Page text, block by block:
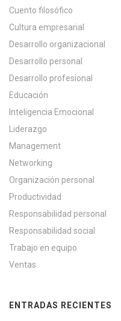
Cuento filosófico
Cultura empresarial
Desarrollo organizacional
Desarrollo personal
Desarrollo profesional
Educación
Inteligencia Emocional
Liderazgo
Management
Networking
Organización personal
Productividad
Responsabilidad personal
Responsabilidad social
Trabajo en equipo
Ventas
ENTRADAS RECIENTES